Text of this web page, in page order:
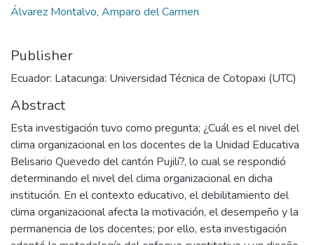
Álvarez Montalvo, Amparo del Carmen
Publisher
Ecuador: Latacunga: Universidad Técnica de Cotopaxi (UTC)
Abstract
Esta investigación tuvo como pregunta; ¿Cuál es el nivel del
clima organizacional en los docentes de la Unidad Educativa
Belisario Quevedo del cantón Pujilí?, lo cual se respondió
determinando el nivel del clima organizacional en dicha
institución. En el contexto educativo, el debilitamiento del
clima organizacional afecta la motivación, el desempeño y la
permanencia de los docentes; por ello, esta investigación